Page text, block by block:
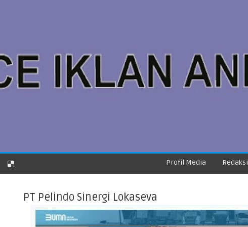
Profil Media Redaksi
PT Pelindo Sinergi Lokaseva